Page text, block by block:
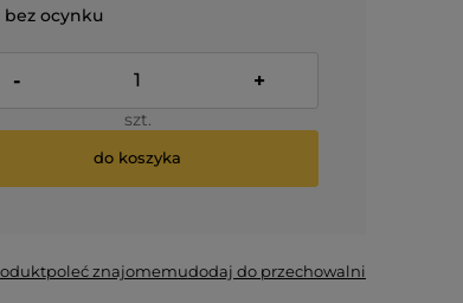
bez ocynku
- +
szt.
do koszyka
poleć znajomemudodaj do przechowalni